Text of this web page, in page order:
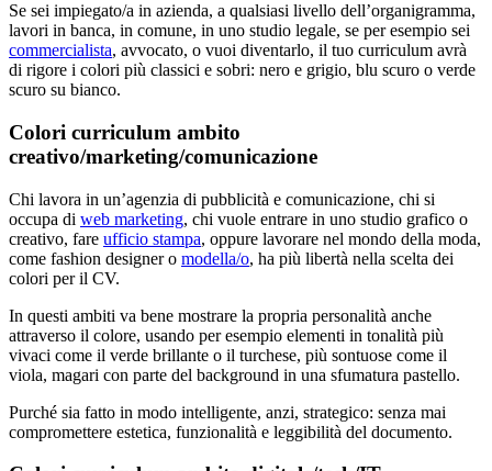
Se sei impiegato/a in azienda, a qualsiasi livello dell’organigramma,
lavori in banca, in comune, in uno studio legale, se per esempio sei
commercialista, avvocato, o vuoi diventarlo, il tuo curriculum avrà
di rigore i colori più classici e sobri: nero e grigio, blu scuro o verde
scuro su bianco.
Colori curriculum ambito
creativo/marketing/comunicazione
Chi lavora in un’agenzia di pubblicità e comunicazione, chi si
occupa di web marketing, chi vuole entrare in uno studio grafico o
creativo, fare ufficio stampa, oppure lavorare nel mondo della moda,
come fashion designer o modella/o, ha più libertà nella scelta dei
colori per il CV.
In questi ambiti va bene mostrare la propria personalità anche
attraverso il colore, usando per esempio elementi in tonalità più
vivaci come il verde brillante o il turchese, più sontuose come il
viola, magari con parte del background in una sfumatura pastello.
Purché sia fatto in modo intelligente, anzi, strategico: senza mai
compromettere estetica, funzionalità e leggibilità del documento.